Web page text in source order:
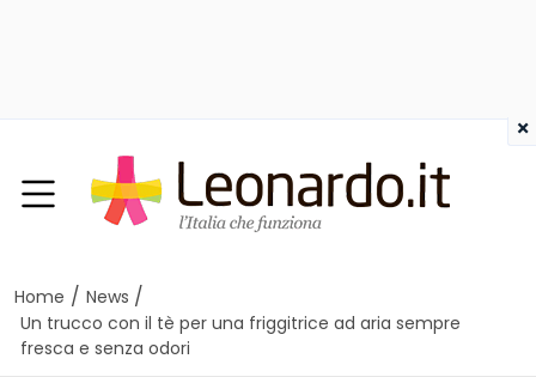
Home / News /
Un trucco con il tè per una friggitrice ad aria sempre
fresca e senza odori
×